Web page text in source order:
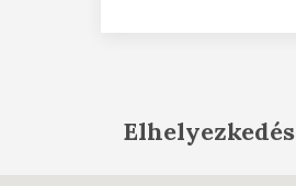
Elhelyezkedés